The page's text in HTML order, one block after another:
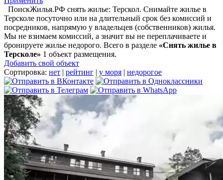
ПоискЖилья.РФ снять жилье: Терскол. Снимайте жилье в
Терсколе посуточно или на длительный срок без комиссий и
посредников, напрямую у владельцев (собственников) жилья.
Мы не взимаем комиссий, а значит вы не переплачиваете и
бронируете жилье недорого. Всего в разделе «Снять жилье в
Терсколе» 1 объект размещения.
Добавить свой объект
Сортировка: нет | рейтинг | у моря | недорогое